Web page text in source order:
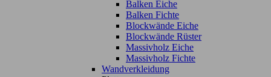
Balken Eiche
Balken Fichte
Blockwände Eiche
Blockwände Rüster
Massivholz Eiche
Massivholz Fichte
Wandverkleidung